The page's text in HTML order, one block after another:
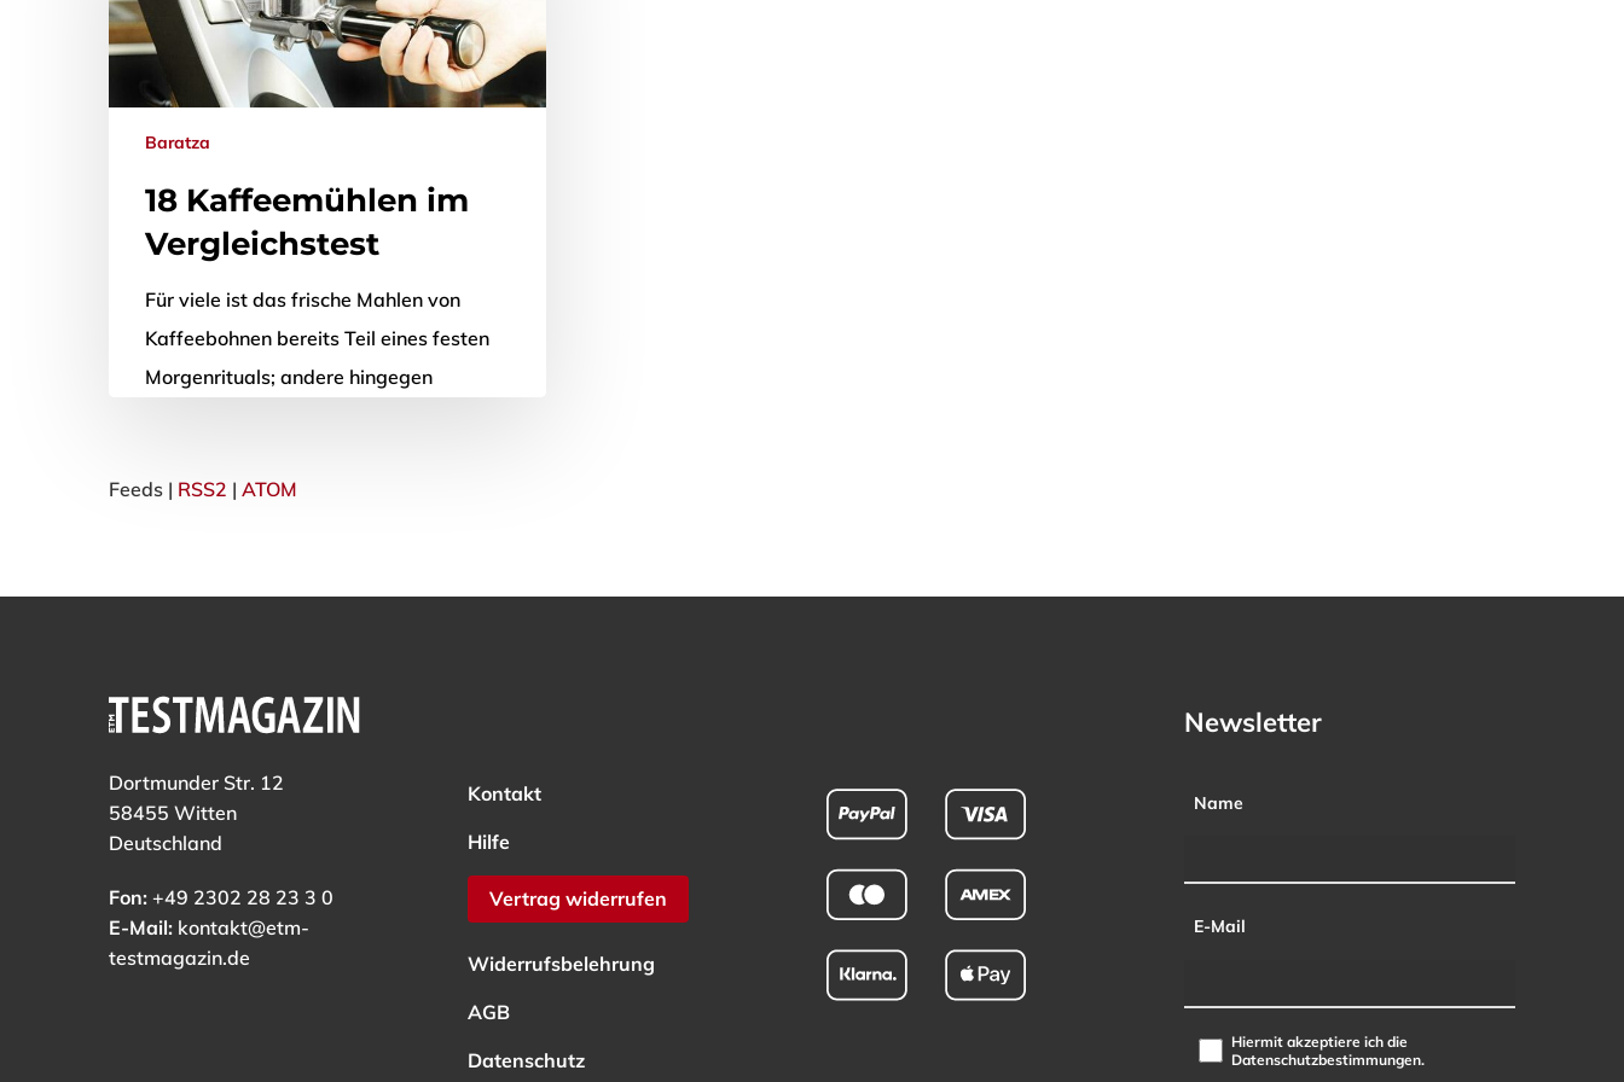
Baratza
18 Kaffeemühlen im
Vergleichstest
Für viele ist das frische Mahlen von
Kaffeebohnen bereits Teil eines festen
Morgenrituals; andere hingegen
Dabei…
Feeds | RSS2 | ATOM
Dortmunder Str. 12
58455 Witten
Deutschland
Fon: +49 2302 28 23 3 0
E-Mail: kontakt@etm-
testmagazin.de
Kontakt
Hilfe
Vertrag widerrufen
Widerrufsbelehrung
AGB
Datenschutz
Newsletter
Name
E-Mail
Hiermit akzeptiere ich die
Datenschutzbestimmungen.